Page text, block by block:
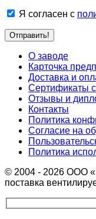
Я согласен с
О заводе
Карточка
Доставка и
Сертификаты
Отзывы и
Контакты
Политика
Согласие на
Политика
© 2004 - 2026 ООО
поставка